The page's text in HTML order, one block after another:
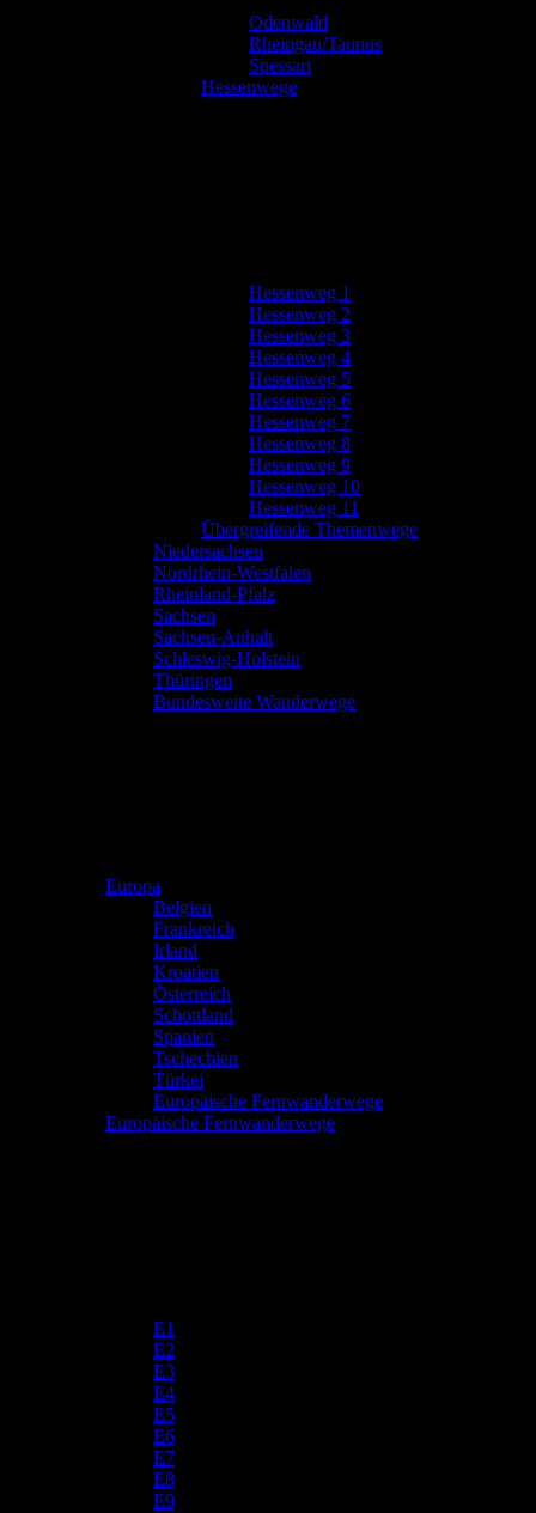
Odenwald
Rheingau/Taunus
Spessart
Hessenwege
Hessenweg 1
Hessenweg 2
Hessenweg 3
Hessenweg 4
Hessenweg 5
Hessenweg 6
Hessenweg 7
Hessenweg 8
Hessenweg 9
Hessenweg 10
Hessenweg 11
Übergreifende Themenwege
Niedersachsen
Nordrhein-Westfalen
Rheinland-Pfalz
Sachsen
Sachsen-Anhalt
Schleswig-Holstein
Thüringen
Bundesweite Wanderwege
Europa
Belgien
Frankreich
Irland
Kroatien
Österreich
Schottland
Spanien
Tschechien
Türkei
Europäische Fernwanderwege
Europäische Fernwanderwege
E1
E2
E3
E4
E5
E6
E7
E8
E9